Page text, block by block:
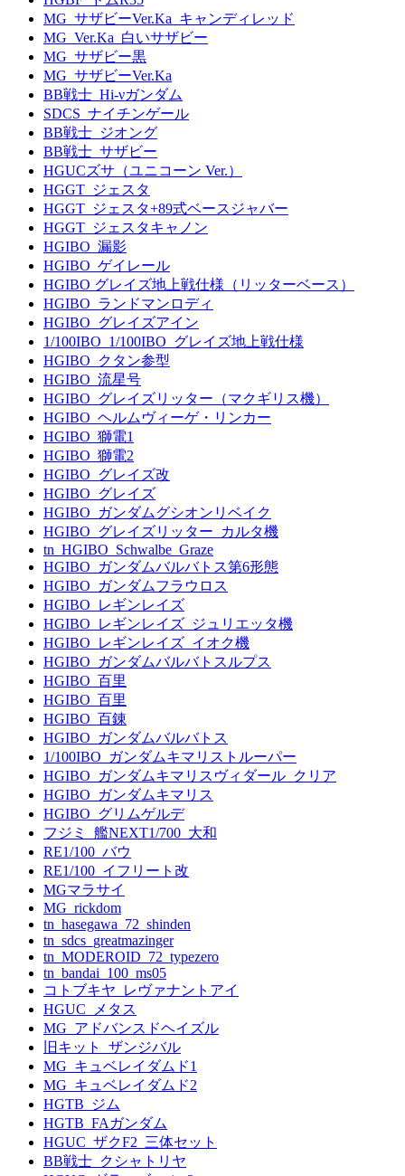
MG_サザビーVer.Ka_キャンディレッド
MG_Ver.Ka_白いサザビー
MG_サザビー黒
MG_サザビーVer.Ka
BB戦士_Hi-νガンダム
SDCS_ナイチンゲール
BB戦士_ジオング
BB戦士_サザビー
HGUCズサ（ユニコーン Ver.）
HGGT_ジェスタ
HGGT_ジェスタ+89式ベースジャバー
HGGT_ジェスタキャノン
HGIBO_漏影
HGIBO_ゲイレール
HGIBO グレイズ地上戦仕様（リッターベース）
HGIBO_ランドマンロディ
HGIBO_グレイズアイン
1/100IBO_1/100IBO_グレイズ地上戦仕様
HGIBO_クタン参型
HGIBO_流星号
HGIBO_グレイズリッター（マクギリス機）
HGIBO_ヘルムヴィーゲ・リンカー
HGIBO_獅電1
HGIBO_獅電2
HGIBO_グレイズ改
HGIBO_グレイズ
HGIBO_ガンダムグシオンリベイク
HGIBO_グレイズリッター_カルタ機
tn_HGIBO_Schwalbe_Graze
HGIBO_ガンダムバルバトス第6形態
HGIBO_ガンダムフラウロス
HGIBO_レギンレイズ
HGIBO_レギンレイズ_ジュリエッタ機
HGIBO_レギンレイズ_イオク機
HGIBO_ガンダムバルバトスルプス
HGIBO_百里
HGIBO_百里
HGIBO_百錬
HGIBO_ガンダムバルバトス
1/100IBO_ガンダムキマリストルーパー
HGIBO_ガンダムキマリスヴィダール_クリア
HGIBO_ガンダムキマリス
HGIBO_グリムゲルデ
フジミ_艦NEXT1/700_大和
RE1/100_バウ
RE1/100_イフリート改
MGマラサイ
MG_rickdom
tn_hasegawa_72_shinden
tn_sdcs_greatmazinger
tn_MODEROID_72_typezero
tn_bandai_100_ms05
コトブキヤ_レヴァナントアイ
HGUC_メタス
MG_アドバンスドヘイズル
旧キット_ザンジバル
MG_キュベレイダムド1
MG_キュベレイダムド2
HGTB_ジム
HGTB_FAガンダム
HGUC_ザクF2_三体セット
BB戦士_クシャトリヤ